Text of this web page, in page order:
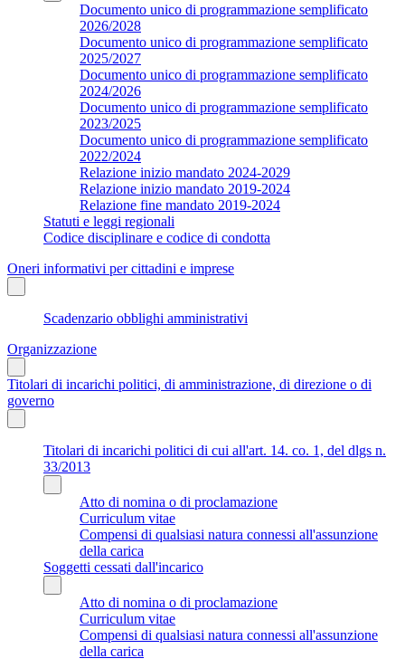
Documento unico di programmazione semplificato
2026/2028
Documento unico di programmazione semplificato
2025/2027
Documento unico di programmazione semplificato
2024/2026
Documento unico di programmazione semplificato
2023/2025
Documento unico di programmazione semplificato
2022/2024
Relazione inizio mandato 2024-2029
Relazione inizio mandato 2019-2024
Relazione fine mandato 2019-2024
Statuti e leggi regionali
Codice disciplinare e codice di condotta
Oneri informativi per cittadini e imprese
Scadenzario obblighi amministrativi
Organizzazione
Titolari di incarichi politici, di amministrazione, di direzione o di
governo
Titolari di incarichi politici di cui all'art. 14. co. 1, del dlgs n.
33/2013
Atto di nomina o di proclamazione
Curriculum vitae
Compensi di qualsiasi natura connessi all'assunzione
della carica
Soggetti cessati dall'incarico
Atto di nomina o di proclamazione
Curriculum vitae
Compensi di qualsiasi natura connessi all'assunzione
della carica